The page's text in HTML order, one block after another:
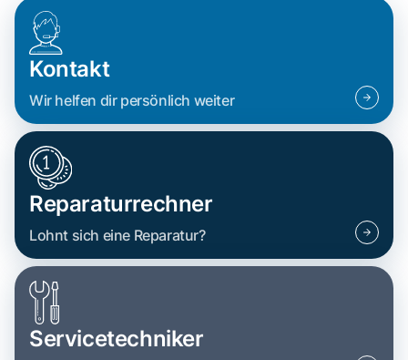
Kontakt
Wir helfen dir persönlich weiter
Reparaturrechner
Lohnt sich eine Reparatur?
Servicetechniker